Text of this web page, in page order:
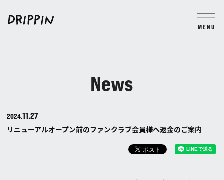
MENU
News
2024.11.27
リニューアルオープン前のファンクラブ会員様へ返金のご案内